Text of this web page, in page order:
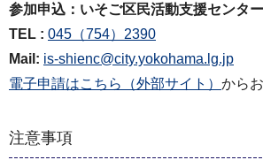
参加申込：いそご区民活動支援センター
TEL : 045（754）2390
Mail: is-shienc@city.yokohama.lg.jp
電子申請はこちら（外部サイト） から
注意事項